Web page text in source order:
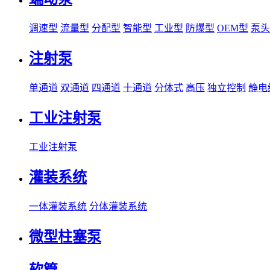
调速型 流量型 分配型 智能型 工业型 防爆型 OEM型 泵
注射泵
单通道 双通道 四通道 十通道 分体式 高压 独立控制 静电
工业注射泵
工业注射泵
灌装系统
一体灌装系统 分体灌装系统
微型柱塞泵